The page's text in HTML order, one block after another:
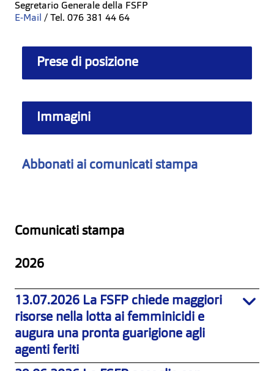
Segretario Generale della FSFP
E-Mail / Tel. 076 381 44 64
Prese di posizione
Immagini
Abbonati ai comunicati stampa
Comunicati stampa
2026
13.07.2026 La FSFP chiede maggiori
risorse nella lotta ai femminicidi e
augura una pronta guarigione agli
agenti feriti
download